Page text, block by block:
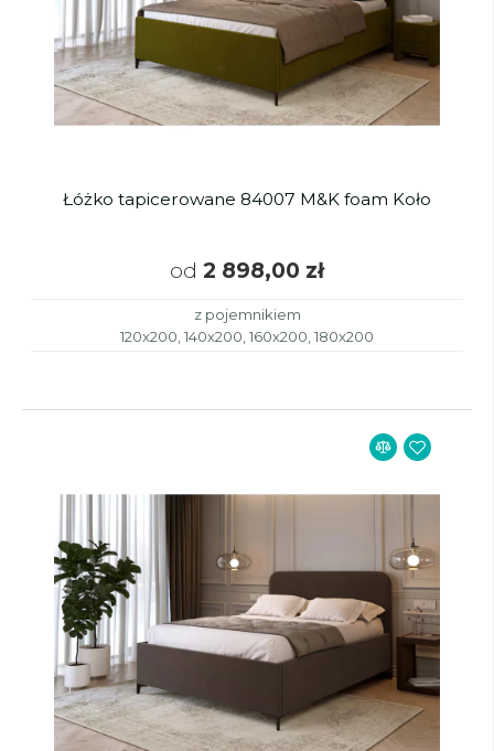
Łóżko tapicerowane 84007 M&K foam Koło
od 2 898,00 zł
z pojemnikiem
120x200, 140x200, 160x200, 180x200